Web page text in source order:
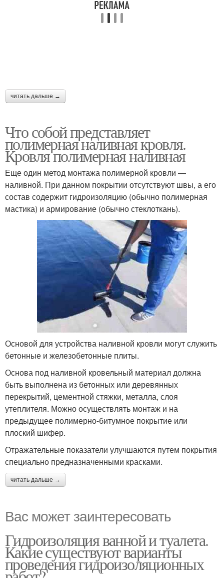
читать дальше →
Что собой представляет
полимерная наливная кровля.
Кровля полимерная наливная
Еще один метод монтажа полимерной кровли —
наливной. При данном покрытии отсутствуют швы, а его
состав содержит гидроизоляцию (обычно полимерная
мастика) и армирование (обычно стеклоткань).
Основой для устройства наливной кровли могут служить
бетонные и железобетонные плиты.
Основа под наливной кровельный материал должна
быть выполнена из бетонных или деревянных
перекрытий, цементной стяжки, металла, слоя
утеплителя. Можно осуществлять монтаж и на
предыдущее полимерно-битумное покрытие или
плоский шифер.
Отражательные показатели улучшаются путем покрытия
специально предназначенными красками.
читать дальше →
Вас может заинтересовать
Гидроизоляция ванной и туалета.
Какие существуют варианты
проведения гидроизоляционных